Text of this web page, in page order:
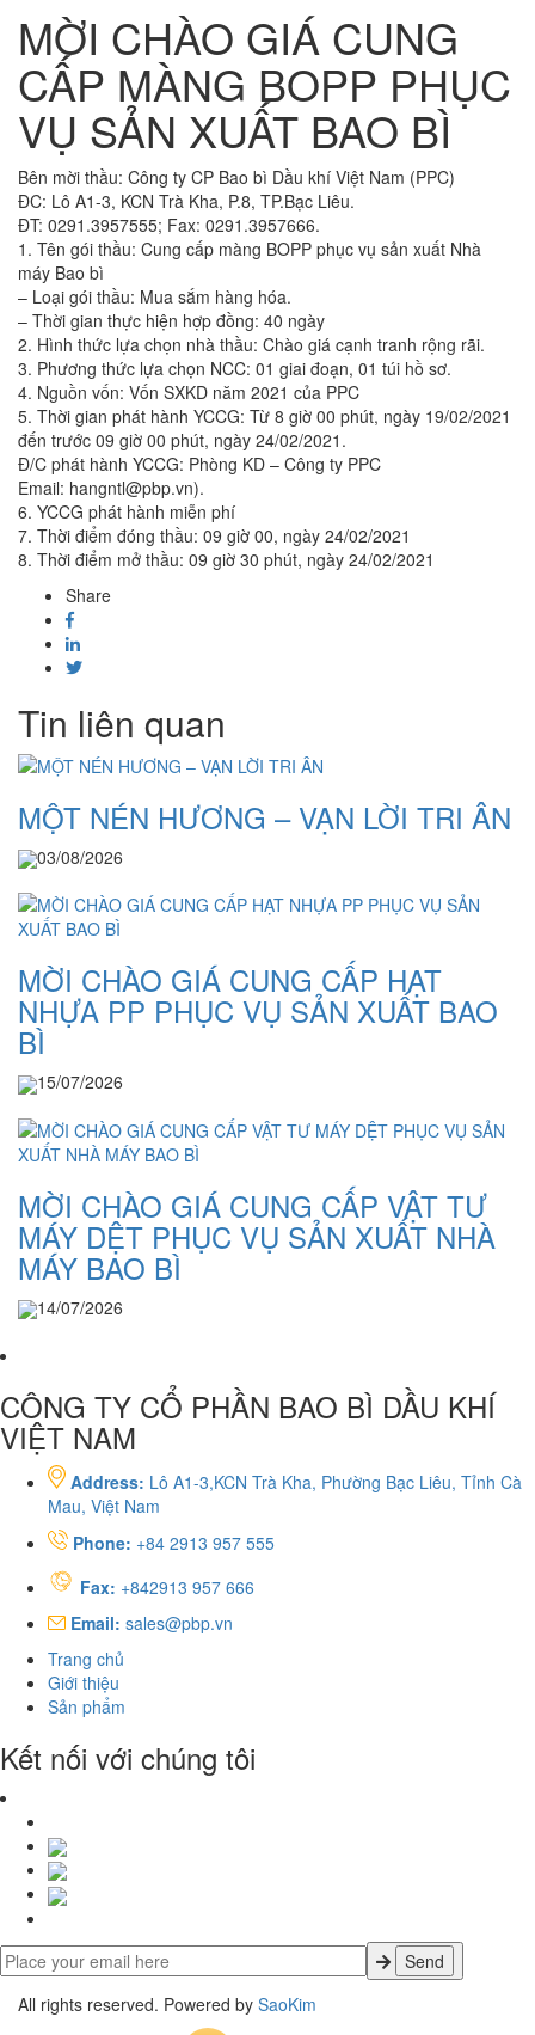
MỜI CHÀO GIÁ CUNG
CẤP MÀNG BOPP PHỤC
VỤ SẢN XUẤT BAO BÌ
Bên mời thầu: Công ty CP Bao bì Dầu khí Việt Nam (PPC)
ĐC: Lô A1-3, KCN Trà Kha, P.8, TP.Bạc Liêu.
ĐT: 0291.3957555; Fax: 0291.3957666.
1. Tên gói thầu: Cung cấp màng BOPP phục vụ sản xuất Nhà
máy Bao bì
– Loại gói thầu: Mua sắm hàng hóa.
– Thời gian thực hiện hợp đồng: 40 ngày
2. Hình thức lựa chọn nhà thầu: Chào giá cạnh tranh rộng rãi.
3. Phương thức lựa chọn NCC: 01 giai đoạn, 01 túi hồ sơ.
4. Nguồn vốn: Vốn SXKD năm 2021 của PPC
5. Thời gian phát hành YCCG: Từ 8 giờ 00 phút, ngày 19/02/2021
đến trước 09 giờ 00 phút, ngày 24/02/2021.
Đ/C phát hành YCCG: Phòng KD – Công ty PPC
Email: hangntl@pbp.vn).
6. YCCG phát hành miễn phí
7. Thời điểm đóng thầu: 09 giờ 00, ngày 24/02/2021
8. Thời điểm mở thầu: 09 giờ 30 phút, ngày 24/02/2021
Share
Tin liên quan
MỘT NÉN HƯƠNG – VẠN LỜI TRI ÂN
03/08/2026
MỜI CHÀO GIÁ CUNG CẤP HẠT
NHỰA PP PHỤC VỤ SẢN XUẤT BAO
BÌ
15/07/2026
MỜI CHÀO GIÁ CUNG CẤP VẬT TƯ
MÁY DỆT PHỤC VỤ SẢN XUẤT NHÀ
MÁY BAO BÌ
14/07/2026
CÔNG TY CỔ PHẦN BAO BÌ DẦU KHÍ
VIỆT NAM
Address: Lô A1-3,KCN Trà Kha, Phường Bạc Liêu, Tỉnh Cà
Mau, Việt Nam
Phone: +84 2913 957 555
Fax: +842913 957 666
Email: sales@pbp.vn
Trang chủ
Giới thiệu
Sản phẩm
Kết nối với chúng tôi
All rights reserved. Powered by SaoKim